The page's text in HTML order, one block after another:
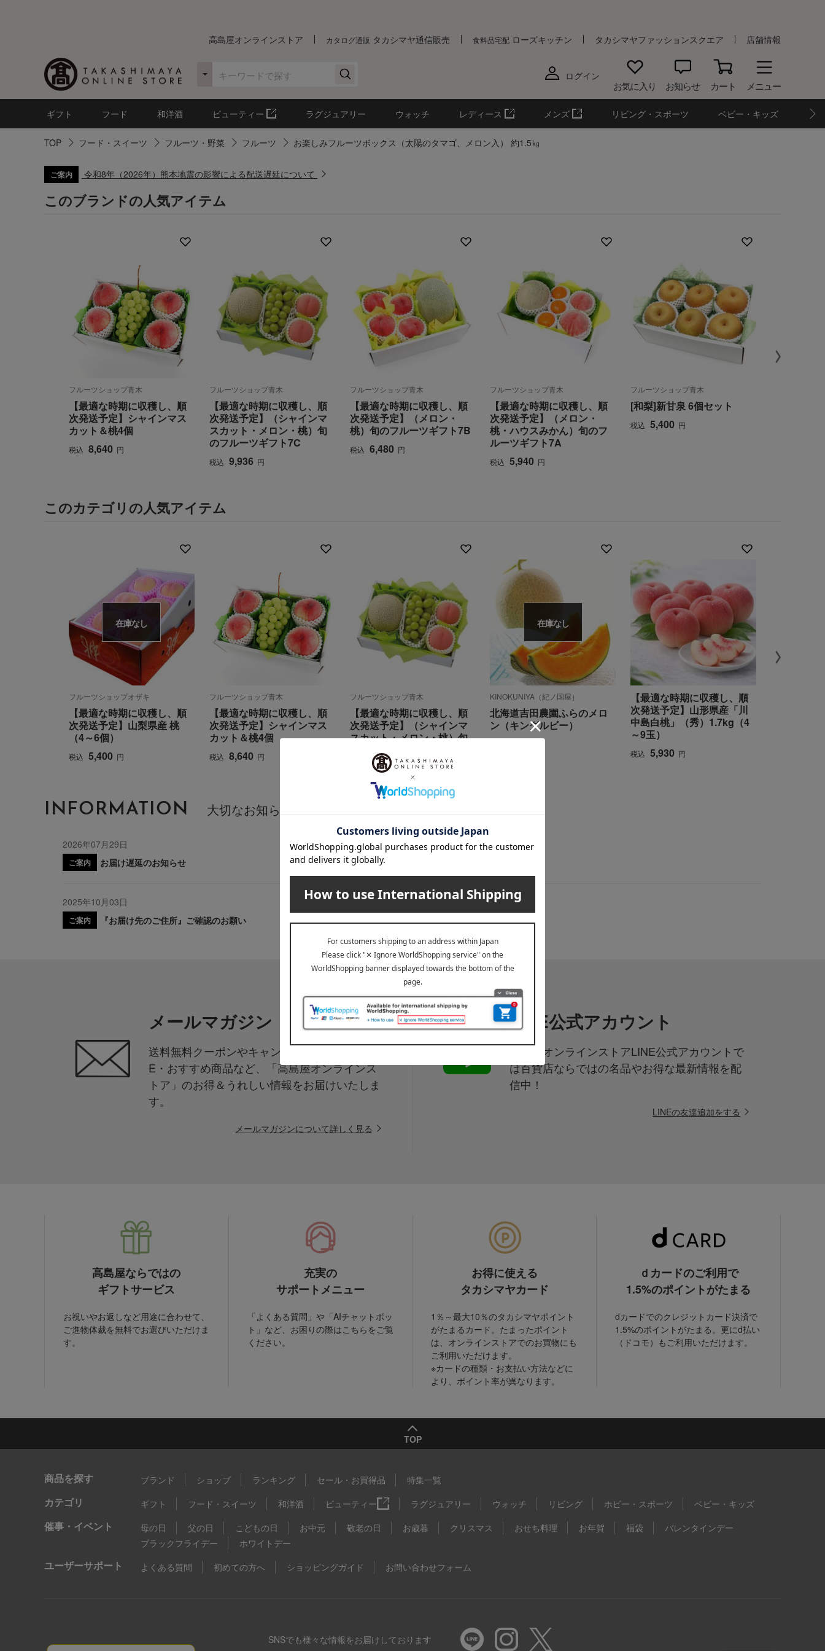
高島屋オンラインストア カタログ通販 タカシマヤ通信販売 食料品宅配 ローズキッチン タカシマヤファッションスクエア 店舗情報
ログイン
お気に入り お知らせ カート メニュー
ギフト フード 和洋酒 ビューティー ラグジュアリー ウォッチ レディース メンズ リビング・スポーツ ベビー・キッズ
TOP フード・スイーツ フルーツ・野菜 フルーツ お楽しみフルーツボックス（太陽のタマゴ、メロン入） 約1.5㎏
ご案内 令和8年（2026年）熊本地震の影響による配送遅延について
このブランドの人気アイテム
フルーツショップ青木
【最適な時期に収穫し、順
次発送予定】シャインマス
カット＆桃4個
税込 8,640 円
フルーツショップ青木
【最適な時期に収穫し、順
次発送予定】（シャインマ
スカット・メロン・桃）旬
のフルーツギフト7C
税込 9,936 円
フルーツショップ青木
【最適な時期に収穫し、順
次発送予定】（メロン・
桃）旬のフルーツギフト7B
税込 6,480 円
フルーツショップ青木
【最適な時期に収穫し、順
次発送予定】（メロン・
桃・ハウスみかん）旬のフ
ルーツギフト7A
税込 5,940 円
フルーツショップ青木
[和梨]新甘泉 6個セット
税込 5,400 円
このカテゴリの人気アイテム
在庫なし
フルーツショップオザキ
【最適な時期に収穫し、順
次発送予定】山梨県産 桃
（4～6個）
税込 5,400 円
フルーツショップ青木
【最適な時期に収穫し、順
次発送予定】シャインマス
カット＆桃4個
税込 8,640 円
フルーツショップ青木
【最適な時期に収穫し、順
次発送予定】（シャインマ
スカット・メロン・桃）旬
9,936 円
在庫なし
KINOKUNIYA（紀ノ国屋）
北海道吉田農園ふらのメロ
ン（キングルビー）
【最適な時期に収穫し、順
次発送予定】山形県産「川
中島白桃」（秀）1.7kg（4
～9玉）
税込 5,930 円
INFORMATION 大切なお知らせ
2026年07月29日
ご案内 お届け遅延のお知らせ
2025年10月03日
ご案内 『お届け先のご住所』ご確認のお願い
メールマガジン
送料無料クーポンやキャンペーン、新着・SAL
E・おすすめ商品など、「高島屋オンラインス
トア」のお得＆うれしい情報をお届けいたしま
す。
メールマガジンについて詳しく見る
LINE公式アカウント
高島屋オンラインストアLINE公式アカウントで
は百貨店ならではの名品やお得な最新情報を配
信中！
LINEの友達追加をする
高島屋ならではの
ギフトサービス
お祝いやお返しなど用途に合わせて、
ご進物体裁を無料でお選びいただけま
す。
充実の
サポートメニュー
「よくある質問」や「AIチャットボッ
ト」など、お困りの際はこちらをご覧
ください。
お得に使える
タカシマヤカード
1％～最大10％のタカシマヤポイント
がたまるカード。たまったポイント
は、オンラインストアでのお買物にも
ご利用いただけます。
※カードの種類・お支払い方法などに
より、ポイント率が異なります。
ｄカードのご利用で
1.5%のポイントがたまる
dカードでのクレジットカード決済で
1.5%のポイントがたまる。更にd払い
（ドコモ）もご利用いただけます。
TOP
商品を探す ブランド ショップ ランキング セール・お買得品 特集一覧
カテゴリ ギフト フード・スイーツ 和洋酒 ビューティー ラグジュアリー ウォッチ リビング ホビー・スポーツ ベビー・キッズ
催事・イベント 母の日 父の日 こどもの日 お中元 敬老の日 お歳暮 クリスマス おせち料理 お年賀 福袋
バレンタインデー
ブラックフライデー
ホワイトデー
ユーザーサポート よくある質問 初めての方へ ショッピングガイド お問い合わせフォーム
SNSでも様々な情報をお届けしております